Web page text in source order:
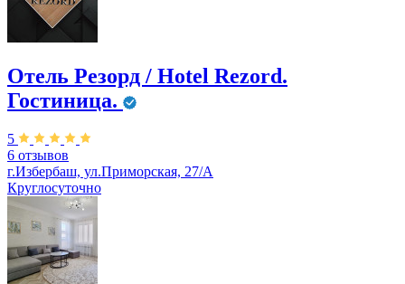
Отель Резорд / Hotel Rezord.
Гостиница.
5
6 отзывов
г.Избербаш, ул.Приморская, 27/А
Круглосуточно